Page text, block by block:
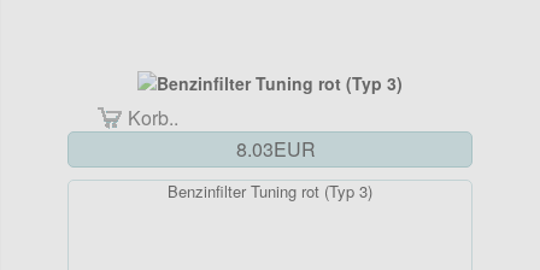
Korb..
8.03EUR
Benzinfilter Tuning rot (Typ 3)